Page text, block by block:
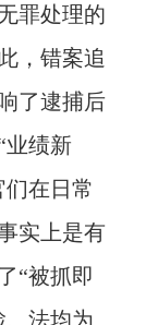
罪处理的
，错案追
了逮捕后
业绩新
在日常
实上是有
“被抓即
、法均为